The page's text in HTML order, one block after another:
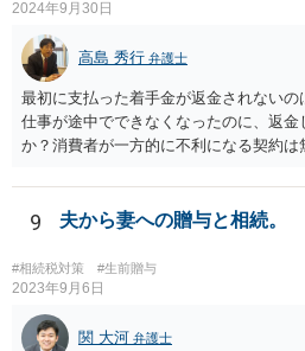
2024年9月30日
高島 秀行 弁護士
最初に支払った着手金が返金されない
仕事が途中でできなくなったのに、返金
か？消費者が一方的に不利になる契
務があると思います。 倒れた弁護士
れた方がよいと思います。 倒れた弁
すが、 判断能力があり、復代理を倒
選任したのか 即ち、復代理人の選任
ると思います。
9 夫から妻への贈与と相続。
#相続税対策 #生前贈与
2023年9月6日
関 大河 弁護士